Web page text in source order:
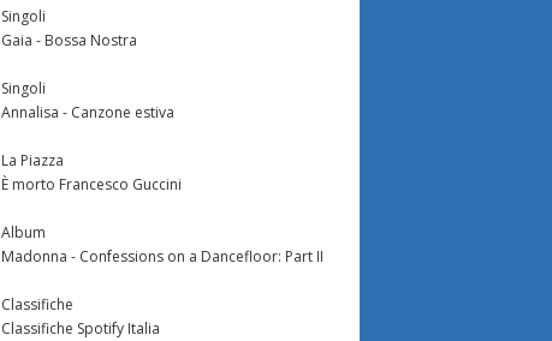
Singoli
Gaia - Bossa Nostra
Singoli
Annalisa - Canzone estiva
La Piazza
È morto Francesco Guccini
Album
Madonna - Confessions on a Dancefloor: Part II
Classifiche
Classifiche Spotify Italia